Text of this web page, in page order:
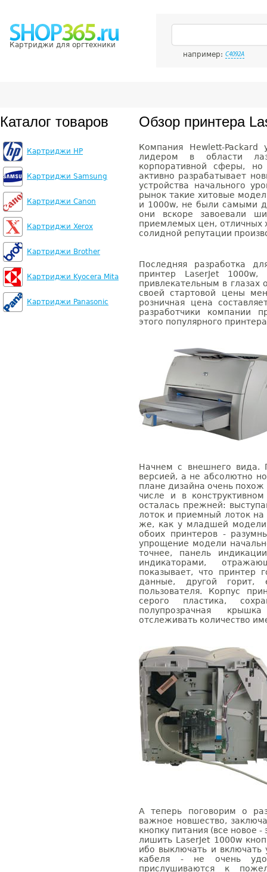
Картриджи для оргтехники
например: C4092A
Каталог товаров
Картриджи HP
Картриджи Samsung
Картриджи Canon
Картриджи Xerox
Картриджи Brother
Картриджи Kyocera Mita
Картриджи Panasonic
Обзор принтера
Компания Hewlett-
лидером в области
корпоративной сферы,
активно разрабатывает
устройства начального
рынок такие хитовые
и 1000w, не были самыми
они вскоре завоевали
приемлемых цен, отличных
солидной репутации
Последняя разработка
принтер LaserJet 1000w,
привлекательным в глазах
своей стартовой цены
розничная цена
разработчики компании
этого популярного
Начнем с внешнего вида.
версией, а не абсолютно
плане дизайна очень
числе и в
осталась прежней:
лоток и приемный лоток
же, как у младшей
обоих принтеров -
упрощение модели
точнее, панель
индикаторами,
показывает, что принтер
данные, другой горит,
пользователя. Корпус
серого пластика,
полупрозрачная
отслеживать количество
А теперь поговорим о
важное новшество,
кнопку питания (все новое
лишить LaserJet 1000w
ибо выключать и включать
кабеля - не очень
прислушиваются к